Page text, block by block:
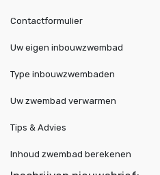
Contactformulier
Uw eigen inbouwzwembad
Type inbouwzwembaden
Uw zwembad verwarmen
Tips & Advies
Inhoud zwembad berekenen